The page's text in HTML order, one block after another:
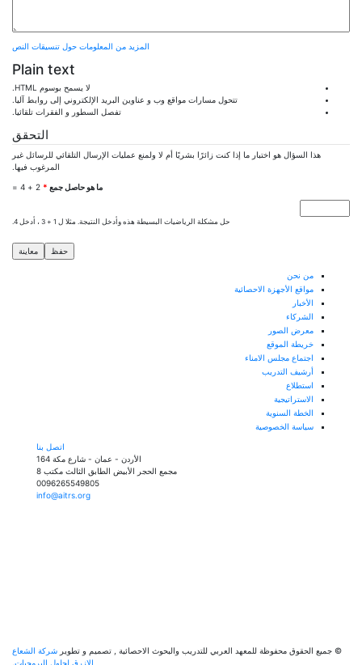
المزيد من المعلومات حول تنسيقات النص
Plain text
لا يسمح بوسوم HTML.
تتحول مسارات مواقع وب و عناوين البريد الإلكتروني إلى روابط آليا.
تفصل السطور و الفقرات تلقائيا.
التحقق
هذا السؤال هو اختبار ما إذا كنت زائرًا بشريًا أم لا ولمنع عمليات الإرسال التلقائي للرسائل غير
المرغوب فيها.
‏ما هو حاصل جمع ‏*
2 + 4 =
حل مشكلة الرياضيات البسيطة هذه وأدخل النتيجة. مثلا ل 1 + 3 ، أدخل 4.
من نحن
مواقع الأجهزة الاحصائية
الأخبار
الشركاء
معرض الصور
خريطة الموقع
اجتماع مجلس الامناء
أرشيف التدريب
استطلاع
الاستراتيجية
الخطة السنوية
سياسة الخصوصية
الأردن - عمان - شارع مكة 164
مجمع الحجر الأبيض الطابق الثالث مكتب 8
0096265549805
info@aitrs.org
الحقوق محفوظة للمعهد العربي للتدريب والبحوث الاحصائية,تصميم و تطوير شركة الشعاع
الازرق لحلول البرمجيات.